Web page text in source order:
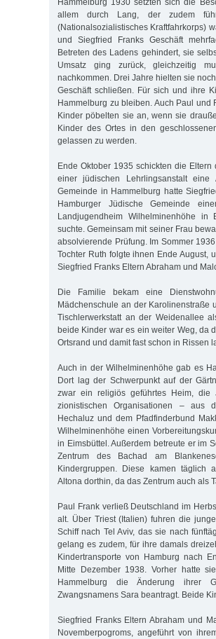
allem durch Lang, der zudem
(Nationalsozialistisches Kraftfahrkorps)
und Siegfried Franks Geschäft
Betreten des Ladens gehindert, sie
Umsatz ging zurück, gleichzeitig
nachkommen. Drei Jahre hielten sie
Geschäft schließen. Für sich und ihre
Hammelburg zu bleiben. Auch Paul und
Kinder pöbelten sie an, wenn sie
Kinder des Ortes in den
gelassen zu werden.
Ende Oktober 1935 schickten die
einer jüdischen Lehrlingsanstalt
Gemeinde in Hammelburg hatte
Hamburger Jüdische Gemeinde
Landjugendheim Wilhelminenhöhe
suchte. Gemeinsam mit seiner Frau
absolvierende Prüfung. Im Sommer
Tochter Ruth folgte ihnen Ende August,
Siegfried Franks Eltern Abraham und
Die Familie bekam eine
Mädchenschule an der
Tischlerwerkstatt an der Weidenallee
beide Kinder war es ein weiter Weg, da
Ortsrand und damit fast schon in Rissen
Auch in der Wilhelminenhöhe gab es
Dort lag der Schwerpunkt auf der
zwar ein religiös geführtes Heim, die
zionistischen Organisationen – aus
Hechaluz und dem Pfadfinderbund
Wilhelminenhöhe einen
in Eimsbüttel. Außerdem betreute er im
Zentrum des Bachad am
Kindergruppen. Diese kamen täglich
Altona dorthin, da das Zentrum auch als
Paul Frank verließ Deutschland im
alt. Über Triest (Italien) fuhren die
Schiff nach Tel Aviv, das sie nach
gelang es zudem, für ihre damals
Kindertransporte von Hamburg nach
Mitte Dezember 1938. Vorher hatte
Hammelburg die Änderung ihrer
Zwangsnamens Sara beantragt. Beide
Siegfried Franks Eltern Abraham und
Novemberpogroms, angeführt von